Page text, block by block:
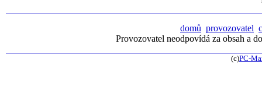
domů provozovatel
Provozovatel neodpovídá za obsah a
(c)PC-